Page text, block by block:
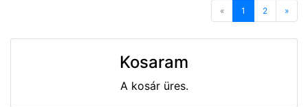
« Previous
1 2 »
Kosaram
A kosár üres.